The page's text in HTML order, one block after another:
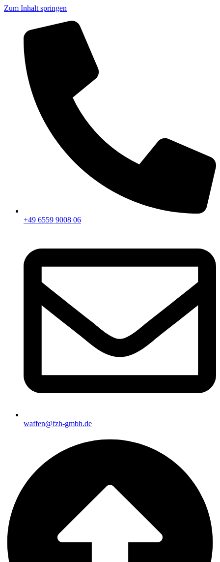
Zum Inhalt springen
+49 6559 9008 06
waffen@fzh-gmbh.de